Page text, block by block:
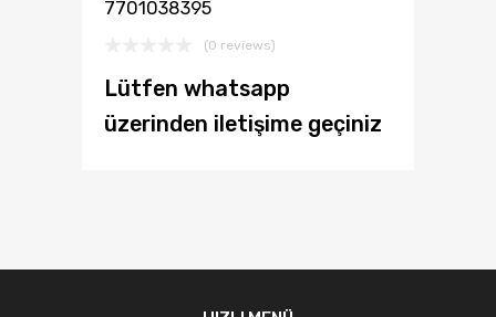
7701038395
(0 reviews)
Lütfen whatsapp
üzerinden iletişime geçiniz